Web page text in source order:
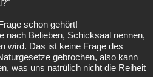
schon gehört!
nach Belieben, Schicksaal nennen,
wird. Das ist keine Frage des
gebrochen, also kann
was uns natrülich nicht die Reiheit